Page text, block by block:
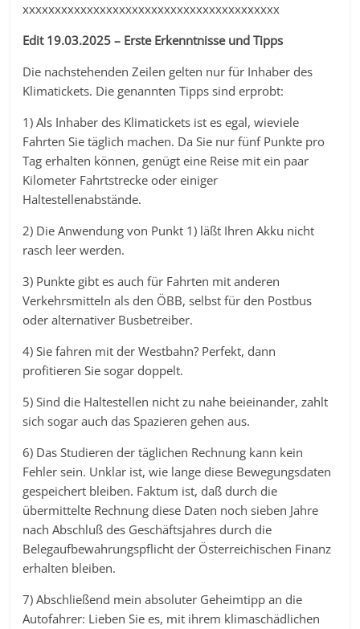
xxxxxxxxxxxxxxxxxxxxxxxxxxxxxxxxxxxxxxxx
Edit 19.03.2025 – Erste Erkenntnisse und Tipps
Die nachstehenden Zeilen gelten nur für Inhaber des
Klimatickets. Die genannten Tipps sind erprobt:
1) Als Inhaber des Klimatickets ist es egal, wieviele
Fahrten Sie täglich machen. Da Sie nur fünf Punkte pro
Tag erhalten können, genügt eine Reise mit ein paar
Kilometer Fahrtstrecke oder einiger
Haltestellenabstände.
2) Die Anwendung von Punkt 1) läßt Ihren Akku nicht
rasch leer werden.
3) Punkte gibt es auch für Fahrten mit anderen
Verkehrsmitteln als den ÖBB, selbst für den Postbus
oder alternativer Busbetreiber.
4) Sie fahren mit der Westbahn? Perfekt, dann
profitieren Sie sogar doppelt.
5) Sind die Haltestellen nicht zu nahe beieinander, zahlt
sich sogar auch das Spazieren gehen aus.
6) Das Studieren der täglichen Rechnung kann kein
Fehler sein. Unklar ist, wie lange diese Bewegungsdaten
gespeichert bleiben. Faktum ist, daß durch die
übermittelte Rechnung diese Daten noch sieben Jahre
nach Abschluß des Geschäftsjahres durch die
Belegaufbewahrungspflicht der Österreichischen Finanz
erhalten bleiben.
7) Abschließend mein absoluter Geheimtipp an die
Autofahrer: Lieben Sie es, mit ihrem klimaschädlichen